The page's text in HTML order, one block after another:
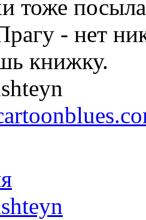
тоже
- нет
книжку.